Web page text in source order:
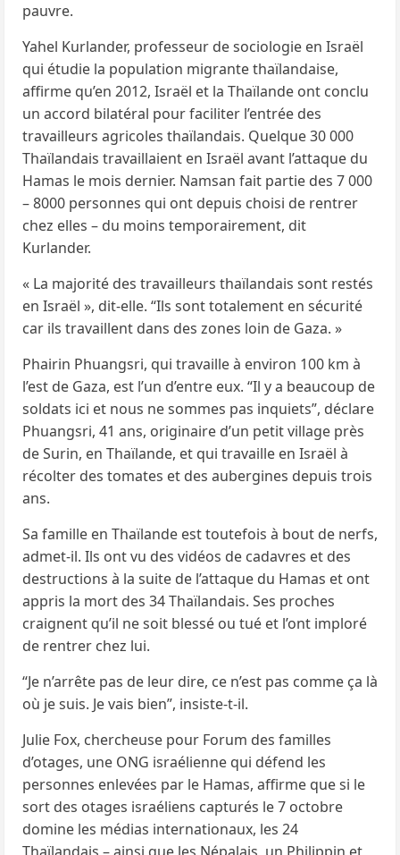
pauvre.
Yahel Kurlander, professeur de sociologie en Israël
qui étudie la population migrante thaïlandaise,
affirme qu’en 2012, Israël et la Thaïlande ont conclu
un accord bilatéral pour faciliter l’entrée des
travailleurs agricoles thaïlandais. Quelque 30 000
Thaïlandais travaillaient en Israël avant l’attaque du
Hamas le mois dernier. Namsan fait partie des 7 000
– 8000 personnes qui ont depuis choisi de rentrer
chez elles – du moins temporairement, dit
Kurlander.
« La majorité des travailleurs thaïlandais sont restés
en Israël », dit-elle. “Ils sont totalement en sécurité
car ils travaillent dans des zones loin de Gaza. »
Phairin Phuangsri, qui travaille à environ 100 km à
l’est de Gaza, est l’un d’entre eux. “Il y a beaucoup de
soldats ici et nous ne sommes pas inquiets”, déclare
Phuangsri, 41 ans, originaire d’un petit village près
de Surin, en Thaïlande, et qui travaille en Israël à
récolter des tomates et des aubergines depuis trois
ans.
Sa famille en Thaïlande est toutefois à bout de nerfs,
admet-il. Ils ont vu des vidéos de cadavres et des
destructions à la suite de l’attaque du Hamas et ont
appris la mort des 34 Thaïlandais. Ses proches
craignent qu’il ne soit blessé ou tué et l’ont imploré
de rentrer chez lui.
“Je n’arrête pas de leur dire, ce n’est pas comme ça là
où je suis. Je vais bien”, insiste-t-il.
Julie Fox, chercheuse pour Forum des familles
d’otages, une ONG israélienne qui défend les
personnes enlevées par le Hamas, affirme que si le
sort des otages israéliens capturés le 7 octobre
domine les médias internationaux, les 24